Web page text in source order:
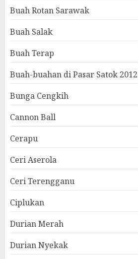
Buah Rotan Sarawak
Buah Salak
Buah Terap
Buah-buahan di Pasar Satok 2012
Bunga Cengkih
Cannon Ball
Cerapu
Ceri Aserola
Ceri Terengganu
Ciplukan
Durian Merah
Durian Nyekak